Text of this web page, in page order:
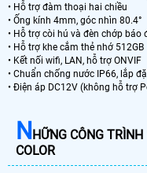
• Hỗ trợ đàm thoại hai chiều
• Ống kính 4mm, góc nhìn 80.4°
• Hỗ trợ còi hú và đèn chớp báo
• Hỗ trợ khe cắm thẻ nhớ 512GB
• Kết nối wifi, LAN, hỗ trợ ONVIF
• Chuẩn chống nước IP66, lắp
• Điện áp DC12V (không hỗ trợ
NHỮNG CÔNG
COLOR